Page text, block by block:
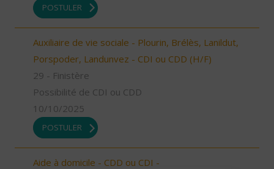
POSTULER
Auxiliaire de vie sociale - Plourin, Brélès, Lanildut,
Porspoder, Landunvez - CDI ou CDD (H/F)
29 - Finistère
Possibilité de CDI ou CDD
10/10/2025
POSTULER
Aide à domicile - CDD ou CDI -